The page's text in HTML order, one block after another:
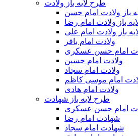
طرح لایه باز ولادت
باز ولادت امام حسن
باز ولادت امام رضا
باز ولادت امام علی
ولادت امام باقر
ولادت امام حسین
ولادت امام سجاد
امام موسی کاظم
ولادت امام هادی
طرح لایه باز شهادت
امام حسن عسکری
شهادت امام رضا
شهادت امام سجاد